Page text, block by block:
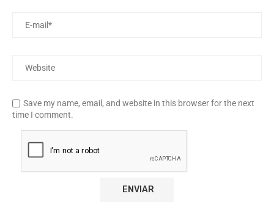
Save my name, email, and website in this browser for the next
time I comment.